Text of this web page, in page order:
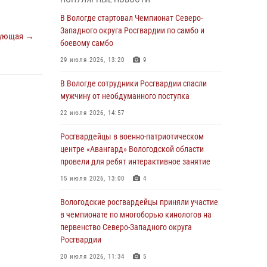
→
округа Росгвардии по спортивному и боевому
самбо
03 августа 2026, 08:54 8 1
ЗА МИНУВШУЮ НЕДЕЛЮ СОТРУДНИКАМИ
В ВОЛОГОДСКОЙ ОБЛАСТИ ЗАДЕРЖАНО 23
ПРАВОНАРУШИТЕЛЯ
02 августа 2026, 10:37
Росгвардейцы в г. Соколе задержали
несовершеннолетнего нарушителя
на питбайке
31 июля 2026, 06:43
В Вологде стартовал Чемпионат Северо-
Западного округа Росгвардии по самбо и
боевому самбо
29 июля 2026, 13:20
В Вологде стартовал Чемпионат Северо-
Западного округа Росгвардии по самбо и
боевому самбо
29 июля 2026, 13:20 9
В Вологде сотрудники Росгвардии спасли
мужчину от необдуманного поступка
22 июля 2026, 14:57
Росгвардейцы в военно-патриотическом
центре «Авангард» Вологодской области
провели для ребят интерактивное занятие
15 июля 2026, 13:00 4
Вологодские росгвардейцы приняли участие
в чемпионате по многоборью кинологов на
первенство Северо-Западного округа
Росгвардии
20 июля 2026, 11:34 5